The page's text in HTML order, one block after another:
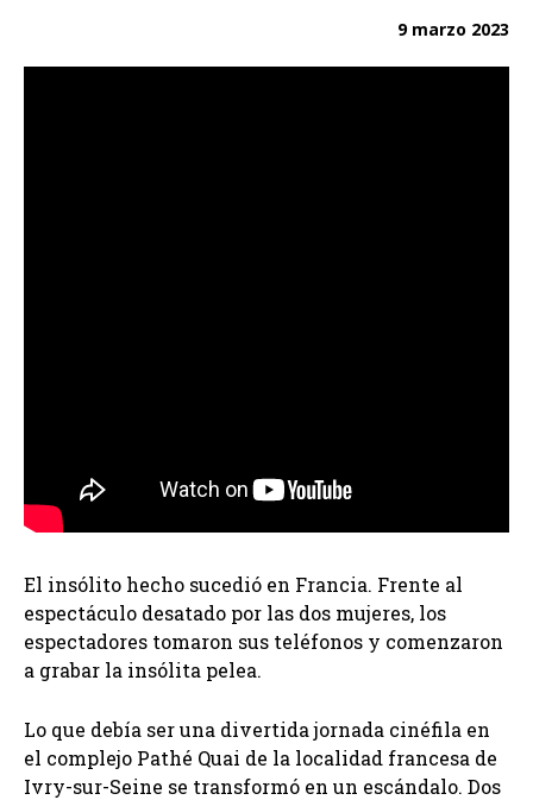
9 marzo 2023
El insólito hecho sucedió en Francia. Frente al
espectáculo desatado por las dos mujeres, los
espectadores tomaron sus teléfonos y comenzaron
a grabar la insólita pelea.
Lo que debía ser una divertida jornada cinéfila en
el complejo Pathé Quai de la localidad francesa de
Ivry-sur-Seine se transformó en un escándalo. Dos